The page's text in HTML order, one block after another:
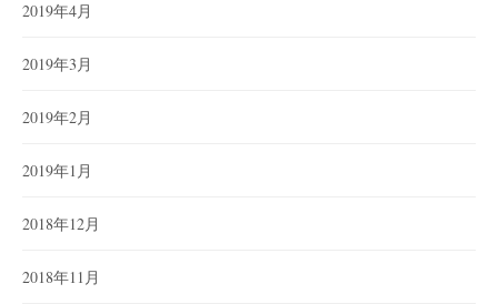
2019年4月
2019年3月
2019年2月
2019年1月
2018年12月
2018年11月